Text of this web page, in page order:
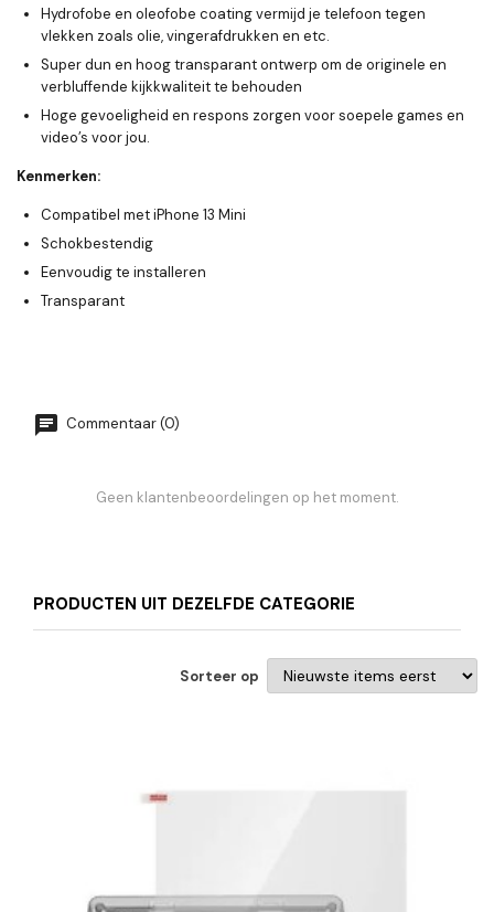
Hydrofobe en oleofobe coating vermijd je telefoon tegen
vlekken zoals olie, vingerafdrukken en etc.
Super dun en hoog transparant ontwerp om de originele en
verbluffende kijkkwaliteit te behouden
Hoge gevoeligheid en respons zorgen voor soepele games en
video’s voor jou.
Kenmerken:
Compatibel met iPhone 13 Mini
Schokbestendig
Eenvoudig te installeren
Transparant
Commentaar (0)
Geen klantenbeoordelingen op het moment.
PRODUCTEN UIT DEZELFDE CATEGORIE
Sorteer op